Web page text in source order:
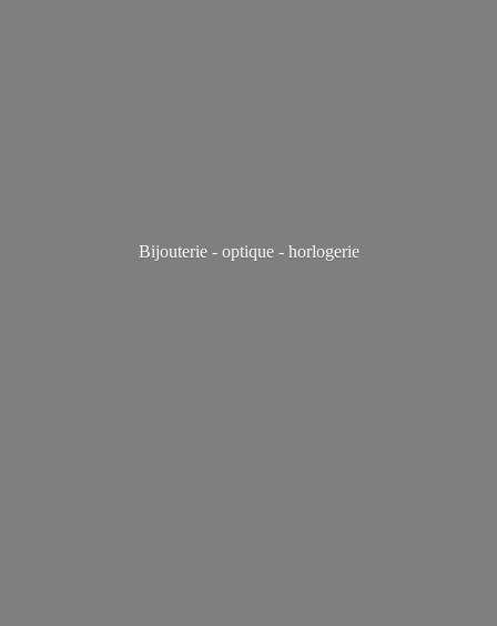
Bijouterie - optique - horlogerie